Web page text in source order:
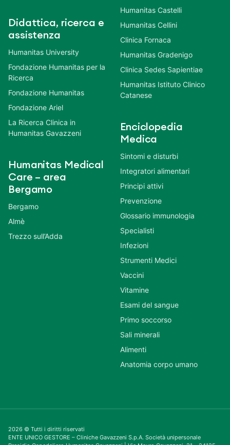
Didattica, ricerca e
assistenza
Humanitas University
Fondazione Humanitas per la
Ricerca
Fondazione Humanitas
Fondazione Ariel
La Ricerca Clinica in
Humanitas Gavazzeni
Humanitas Medical
Care – area
Bergamo
Bergamo
Almè
Trezzo sull’Adda
Humanitas Castelli
Humanitas Cellini
Clinica Fornaca
Humanitas Gradenigo
Clinica Sedes Sapientiae
Humanitas Istituto Clinico
Catanese
Enciclopedia
Medica
Sintomi e disturbi
Integratori alimentari
Principi attivi
Prevenzione
Glossario immunologia
Specialisti
Infezioni
Strumenti Medici
Vaccini
Vitamine
Esami del sangue
Primo soccorso
Sali minerali
Alimenti
Anatomia corpo umano
2026 © Tutti i diritti riservati
ENTE UNICO GESTORE – Cliniche Gavazzeni S.p.A. Società unipersonale